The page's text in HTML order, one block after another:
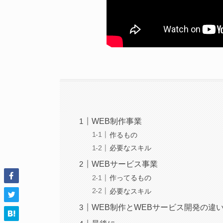
WEB制作事業
作るもの
必要なスキル
WEBサービス事業
作ってるもの
必要なスキル
WEB制作とWEBサービス開発の違